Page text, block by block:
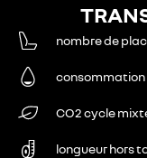
nombre de
consommation
CO2 cycle
longueur hors